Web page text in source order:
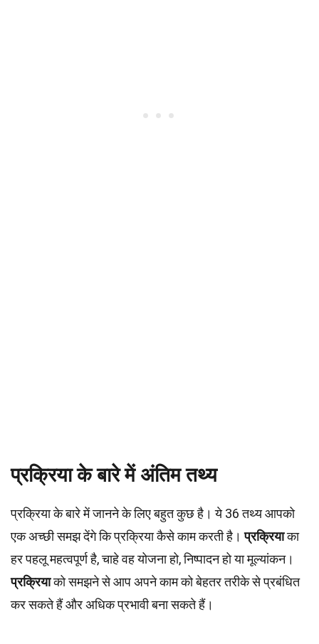
प्रक्रिया के बारे में अंतिम तथ्य
प्रक्रिया के बारे में जानने के लिए बहुत कुछ है। ये 36 तथ्य आपको
एक अच्छी समझ देंगे कि प्रक्रिया कैसे काम करती है।प्रक्रियाका
हर पहलू महत्वपूर्ण है, चाहे वह योजना हो, निष्पादन हो या मूल्यांकन।
प्रक्रियाको समझने से आप अपने काम को बेहतर तरीके से प्रबंधित
कर सकते हैं और अधिक प्रभावी बना सकते हैं।